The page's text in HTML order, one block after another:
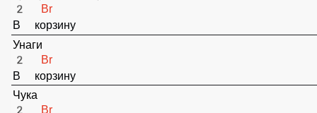
Вассаби
1 Br
В корзину
Кунжутный соус
2 Br
В корзину